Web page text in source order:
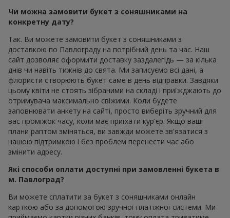
Чи можна замовити букет з соняшниками на
конкретну дату?
Так. Ви можете замовити букет з соняшниками з
доставкою по Павлограду на потрібний день та час. Наш
сайт дозволяє оформити доставку заздалегідь — за кілька
днів чи навіть тижнів до свята. Ми записуємо всі дані, а
флористи створюють букет саме в день відправки. Завдяки
цьому квіти не стоять зібраними на складі і приїжджають до
отримувача максимально свіжими. Коли будете
заповнювати анкету на сайті, просто виберіть зручний для
вас проміжок часу, коли має приїхати кур'єр. Якщо ваші
плани раптом зміняться, ви завжди можете зв'язатися з
нашою підтримкою і без проблем перенести час або
змінити адресу.
Які способи оплати доступні при замовленні букета в
м. Павлоград?
Ви можете сплатити за букет з соняшниками онлайн
карткою або за допомогою зручної платіжної системи. Ми